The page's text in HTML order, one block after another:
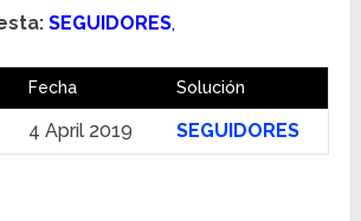
SEGUIDORES,
Fecha Solución
4 April 2019 SEGUIDORES